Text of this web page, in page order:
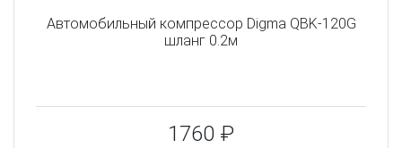
Автомобильный компрессор Digma QBK-120G
шланг 0.2м
1760 ₽